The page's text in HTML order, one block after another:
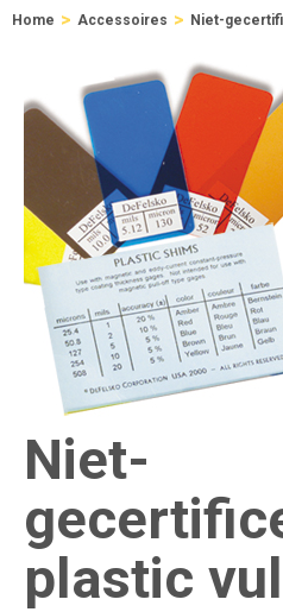
Home > Accessoires > Niet-
Niet-
plastic